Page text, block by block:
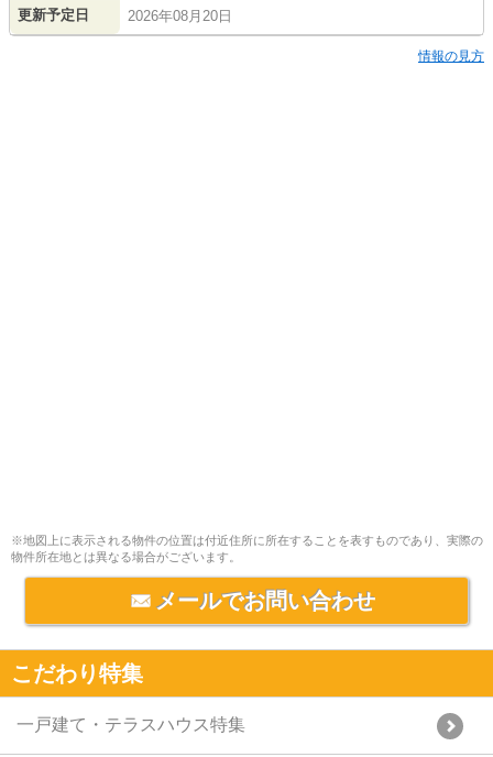
更新予定日 2026年08月20日
情報の見方
※地図上に表示される物件の位置は付近住所に所在することを表すものであり、実際の
物件所在地とは異なる場合がございます。
メールでお問い合わせ
こだわり特集
一戸建て・テラスハウス特集